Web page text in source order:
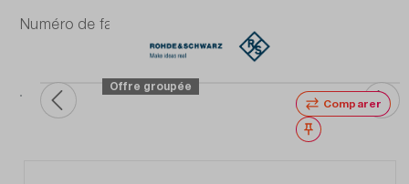
Numéro de fabrication : 1335.7700P99
Offre groupée
Comparer
Noter